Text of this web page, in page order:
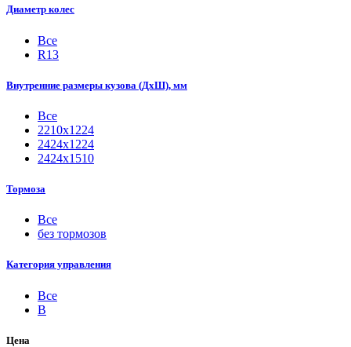
Диаметр колес
Все
R13
Внутренние размеры кузова (ДхШ), мм
Все
2210х1224
2424х1224
2424х1510
Тормоза
Все
без тормозов
Категория управления
Все
B
Цена